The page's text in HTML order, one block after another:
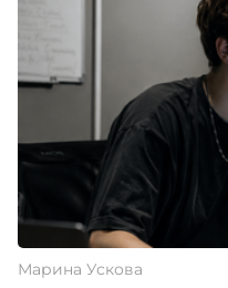
Марина Ускова